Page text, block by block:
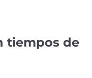
tiempos de